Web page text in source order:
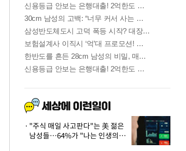
"주식 매일 사고판다"는 美 젊은
남성들…64%가 "나는 인생의